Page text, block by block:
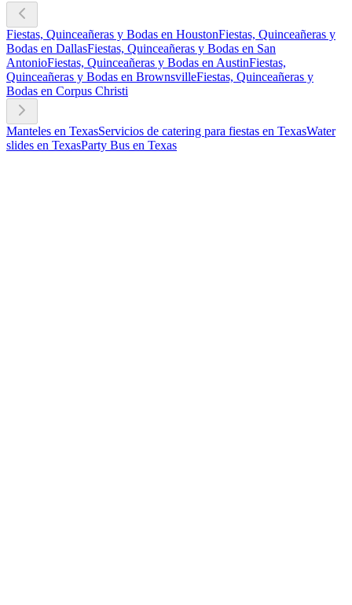
Fiestas, Quinceañeras y Bodas en HoustonFiestas, Quinceañeras y
Bodas en DallasFiestas, Quinceañeras y Bodas en San
AntonioFiestas, Quinceañeras y Bodas en AustinFiestas,
Quinceañeras y Bodas en BrownsvilleFiestas, Quinceañeras y
Bodas en Corpus Christi
Manteles en TexasServicios de catering para fiestas en TexasWater
slides en TexasParty Bus en Texas